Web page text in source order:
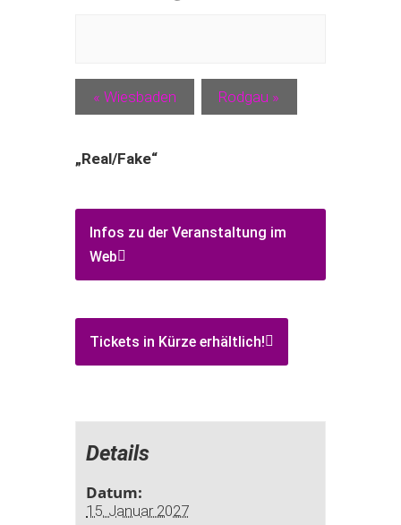
« Wiesbaden Rodgau »
„Real/Fake“
Infos zu der Veranstaltung im
Web
Tickets in Kürze erhältlich!
Details
Datum:
15. Januar 2027